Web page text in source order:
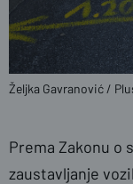
Željka Gavranović /
Prema Zakonu o
zaustavljanje